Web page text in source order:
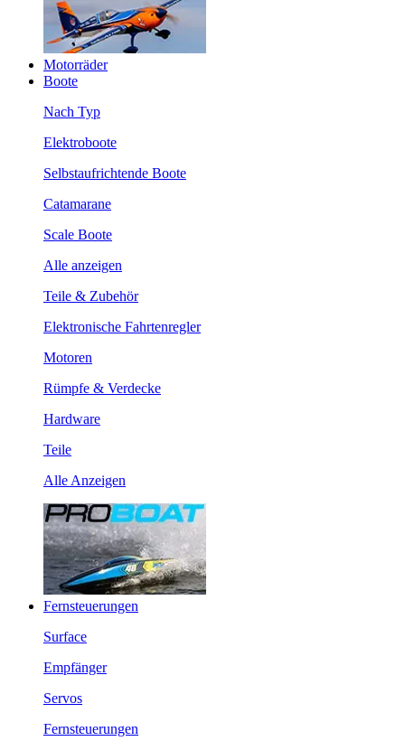
Motorräder
Boote
Nach Typ
Elektroboote
Selbstaufrichtende Boote
Catamarane
Scale Boote
Alle anzeigen
Teile & Zubehör
Elektronische Fahrtenregler
Motoren
Rümpfe & Verdecke
Hardware
Teile
Alle Anzeigen
Fernsteuerungen
Surface
Empfänger
Servos
Fernsteuerungen